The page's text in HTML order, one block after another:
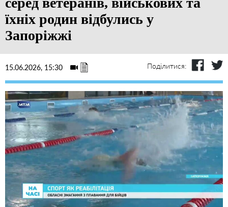
їхніх родин відбулись у
Запоріжжі
15.06.2026, 15:30 Поділитися: